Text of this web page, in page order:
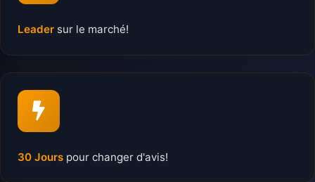
Leader sur le marché!
30 Jours pour changer d'avis!